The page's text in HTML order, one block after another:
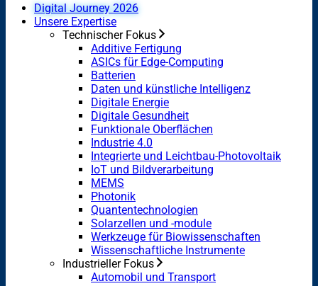
Digital Journey 2026
Unsere Expertise
Technischer Fokus
Additive Fertigung
ASICs für Edge-Computing
Batterien
Daten und künstliche Intelligenz
Digitale Energie
Digitale Gesundheit
Funktionale Oberflächen
Industrie 4.0
Integrierte und Leichtbau-Photovoltaik
IoT und Bildverarbeitung
MEMS
Photonik
Quantentechnologien
Solarzellen und -module
Werkzeuge für Biowissenschaften
Wissenschaftliche Instrumente
Industrieller Fokus
Automobil und Transport